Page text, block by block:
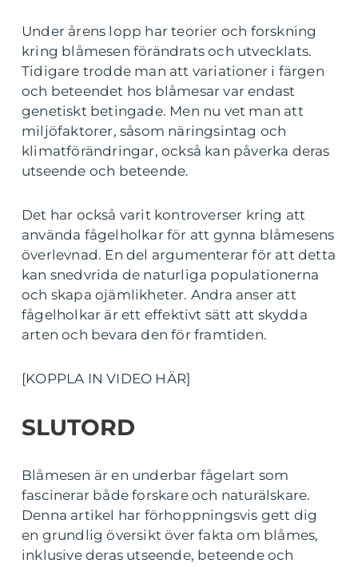
Under årens lopp har teorier och forskning
kring blåmesen förändrats och utvecklats.
Tidigare trodde man att variationer i färgen
och beteendet hos blåmesar var endast
genetiskt betingade. Men nu vet man att
miljöfaktorer, såsom näringsintag och
klimatförändringar, också kan påverka deras
utseende och beteende.
Det har också varit kontroverser kring att
använda fågelholkar för att gynna blåmesens
överlevnad. En del argumenterar för att detta
kan snedvrida de naturliga populationerna
och skapa ojämlikheter. Andra anser att
fågelholkar är ett effektivt sätt att skydda
arten och bevara den för framtiden.
[KOPPLA IN VIDEO HÄR]
SLUTORD
Blåmesen är en underbar fågelart som
fascinerar både forskare och naturälskare.
Denna artikel har förhoppningsvis gett dig
en grundlig översikt över fakta om blåmes,
inklusive deras utseende, beteende och